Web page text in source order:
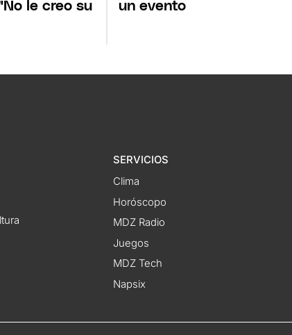
le creo su
un evento
SERVICIOS
Clima
Horóscopo
MDZ Radio
Juegos
MDZ Tech
Napsix